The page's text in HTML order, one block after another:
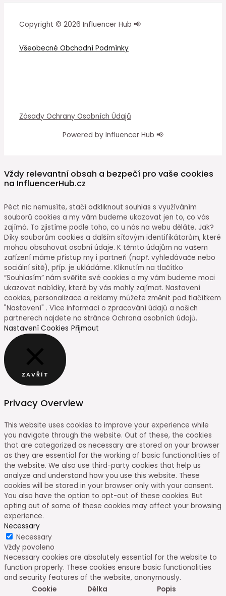
Copyright © 2026 Influencer Hub 📢
Všeobecné Obchodní Podmínky
Zásady Ochrany Osobních Údajů
Powered by Influencer Hub 📢
Vždy relevantní obsah a bezpečí pro vaše cookies
na InfluencerHub.cz
Péct nic nemusíte, stačí odkliknout souhlas s využíváním
souborů cookies a my vám budeme ukazovat jen to, co vás
zajímá. To zjistíme podle toho, co u nás na webu děláte. Jak?
Díky souborům cookies a dalším síťovým identifikátorům, které
mohou obsahovat osobní údaje. K těmto údajům na vašem
zařízení máme přístup my i partneři (např. vyhledávače nebo
sociální sítě), příp. je ukládáme. Kliknutím na tlačítko
“Souhlasím” nám svěříte své cookies a my vám budeme moci
ukazovat nabídky, které by vás mohly zajímat. Nastavení
cookies, personalizace a reklamy můžete změnit pod tlačítkem
"Nastavení" . Více informací o zpracování údajů a našich
partnerech najdete na stránce Ochrana osobních údajů.
Nastavení Cookies Přijmout
ZAVŘÍT
Privacy Overview
This website uses cookies to improve your experience while
you navigate through the website. Out of these, the cookies
that are categorized as necessary are stored on your browser
as they are essential for the working of basic functionalities of
the website. We also use third-party cookies that help us
analyze and understand how you use this website. These
cookies will be stored in your browser only with your consent.
You also have the option to opt-out of these cookies. But
opting out of some of these cookies may affect your browsing
experience.
Necessary
Necessary
Vždy povoleno
Necessary cookies are absolutely essential for the website to
function properly. These cookies ensure basic functionalities
and security features of the website, anonymously.
Cookie
Délka Popis